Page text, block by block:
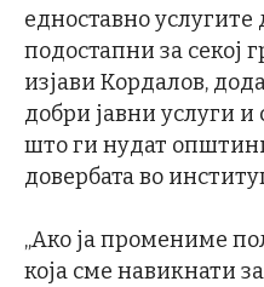
едноставно
подостапни за секој
изјави Кордалов,
добри јавни услуги
што ги нудат
довербата во
„Ако ја промениме
која сме навикнати